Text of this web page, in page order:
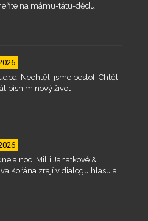
na mámu-tátu-dědu
Nechtěli jsme bestof. Chtěli
písním nový život
a noci Milli Janatkové &
Kořána zrají v dialogu hlasu a